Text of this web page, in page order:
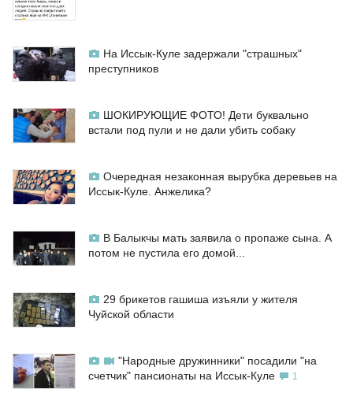
На Иссык-Куле задержали "страшных"
преступников
ШОКИРУЮЩИЕ ФОТО! Дети буквально
встали под пули и не дали убить собаку
Очередная незаконная вырубка деревьев на
Иссык-Куле. Анжелика?
В Балыкчы мать заявила о пропаже сына. А
потом не пустила его домой...
29 брикетов гашиша изъяли у жителя
Чуйской области
"Народные дружинники" посадили "на
счетчик" пансионаты на Иссык-Куле
1